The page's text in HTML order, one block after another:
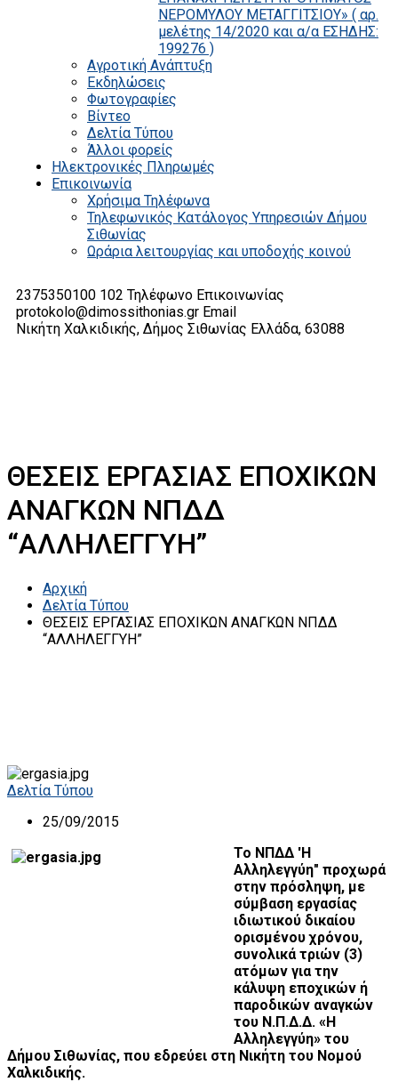
ΝΕΡΟΜΥΛΟΥ ΜΕΤΑΓΓΙΤΣΙΟΥ» ( αρ.
μελέτης 14/2020 και α/α ΕΣΗΔΗΣ:
199276 )
Αγροτική Ανάπτυξη
Εκδηλώσεις
Φωτογραφίες
Βίντεο
Δελτία Τύπου
Άλλοι φορείς
Ηλεκτρονικές Πληρωμές
Επικοινωνία
Χρήσιμα Τηλέφωνα
Τηλεφωνικός Κατάλογος Υπηρεσιών Δήμου
Σιθωνίας
Ωράρια λειτουργίας και υποδοχής κοινού
2375350100 102 Τηλέφωνο Επικοινωνίας
protokolo@dimossithonias.gr Email
Νικήτη Χαλκιδικής, Δήμος Σιθωνίας Ελλάδα, 63088
ΘΕΣΕΙΣ ΕΡΓΑΣΙΑΣ ΕΠΟΧΙΚΩΝ
ΑΝΑΓΚΩΝ ΝΠΔΔ
“ΑΛΛΗΛΕΓΓΥΗ”
Αρχική
Δελτία Τύπου
ΘΕΣΕΙΣ ΕΡΓΑΣΙΑΣ ΕΠΟΧΙΚΩΝ ΑΝΑΓΚΩΝ ΝΠΔΔ
“ΑΛΛΗΛΕΓΓΥΗ”
Δελτία Τύπου
25/09/2015
Το ΝΠΔΔ 'Η
Αλληλεγγύη" προχωρά
στην πρόσληψη, με
σύμβαση εργασίας
ιδιωτικού δικαίου
ορισμένου χρόνου,
συνολικά τριών (3)
ατόμων για την
κάλυψη εποχικών ή
παροδικών αναγκών
του Ν.Π.Δ.Δ. «Η
Αλληλεγγύη» του
Δήμου Σιθωνίας, που εδρεύει στη Νικήτη του Νομού
Χαλκιδικής.